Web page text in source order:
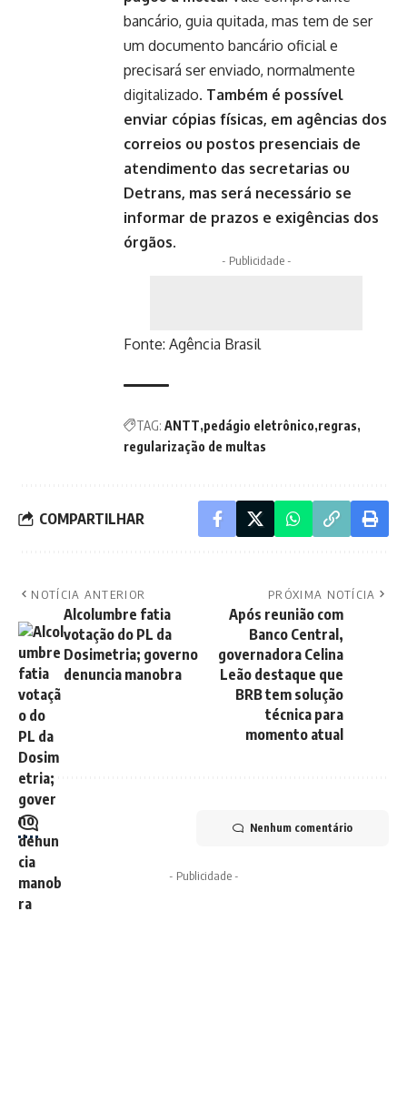
bancário, guia quitada, mas tem de ser
um documento bancário oficial e
precisará ser enviado, normalmente
digitalizado. Também é possível
enviar cópias físicas, em agências dos
correios ou postos presenciais de
atendimento das secretarias ou
Detrans, mas será necessário se
informar de prazos e exigências dos
órgãos.
- Publicidade -
Fonte: Agência Brasil
TAG: ANTT pedágio eletrônico regras
regularização de multas
COMPARTILHAR
NOTÍCIA ANTERIOR
Alcolumbre fatia
votação do PL da
Dosimetria; governo
denuncia manobra
PRÓXIMA NOTÍCIA
Após reunião com
Banco Central,
governadora Celina
Leão destaque que
BRB tem solução
técnica para
momento atual
Nenhum comentário
- Publicidade -